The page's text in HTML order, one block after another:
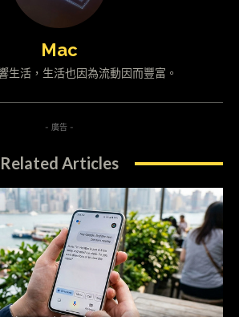
Mac
生活，生活也因為流動因而豐富。
- 廣告 -
Related Articles